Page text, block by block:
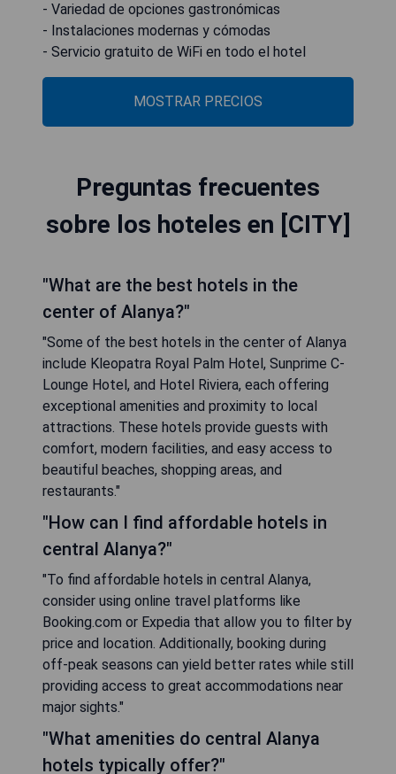
- Variedad de opciones gastronómicas
- Instalaciones modernas y cómodas
- Servicio gratuito de WiFi en todo el hotel
MOSTRAR PRECIOS
Preguntas frecuentes
sobre los hoteles en [CITY]
"What are the best hotels in the
center of Alanya?"
"Some of the best hotels in the center of Alanya
include Kleopatra Royal Palm Hotel, Sunprime C-
Lounge Hotel, and Hotel Riviera, each offering
exceptional amenities and proximity to local
attractions. These hotels provide guests with
comfort, modern facilities, and easy access to
beautiful beaches, shopping areas, and
restaurants."
"How can I find affordable hotels in
central Alanya?"
"To find affordable hotels in central Alanya,
consider using online travel platforms like
Booking.com or Expedia that allow you to filter by
price and location. Additionally, booking during
off-peak seasons can yield better rates while still
providing access to great accommodations near
major sights."
"What amenities do central Alanya
hotels typically offer?"